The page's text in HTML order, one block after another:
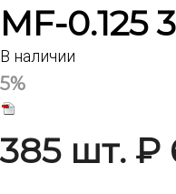
MF-0.125
В наличии
5%
385 шт. ₽